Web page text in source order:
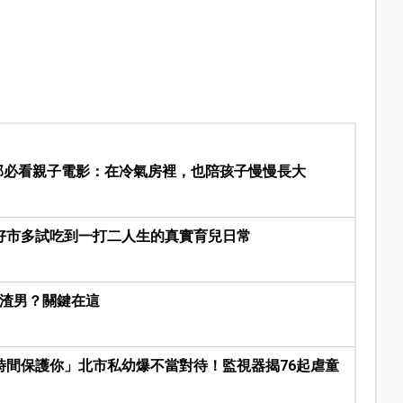
看親子電影：在冷氣房裡，也陪孩子慢慢長大
多試吃到一打二人生的真實育兒日常
男？關鍵在這
保護你」北市私幼爆不當對待！監視器揭76起虐童